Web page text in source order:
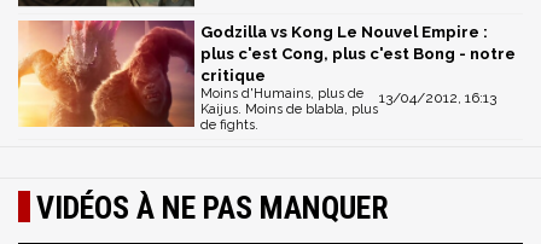
Godzilla vs Kong Le Nouvel Empire :
plus c'est Cong, plus c'est Bong - notre
critique
13/04/2012, 16:13
Moins d'Humains, plus de
Kaijus. Moins de blabla, plus
de fights.
VIDÉOS À NE PAS MANQUER